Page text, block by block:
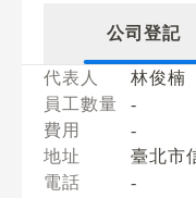
公司登記
代表人
林俊楠
員工數量
-
費用
-
地址
臺北市
電話
-